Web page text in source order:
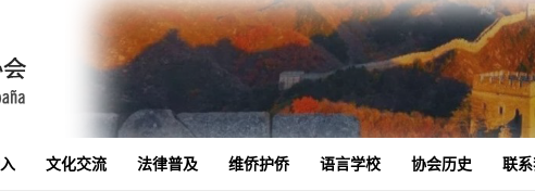
文化交流 法律普及 维侨护侨 语言学校 协会历史 联